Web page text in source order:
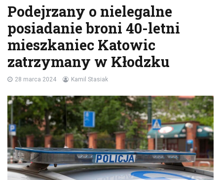
Podejrzany o nielegalne
posiadanie broni 40-letni
mieszkaniec Katowic
zatrzymany w Kłodzku
28 marca 2024 Kamil Stasiak